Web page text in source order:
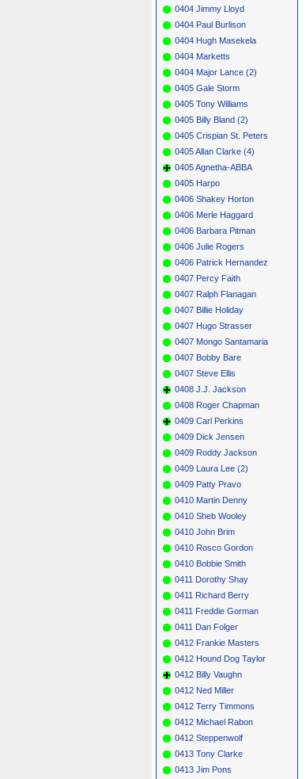
0404 Jimmy Lloyd
0404 Paul Burlison
0404 Hugh Masekela
0404 Marketts
0404 Major Lance (2)
0405 Gale Storm
0405 Tony Williams
0405 Billy Bland (2)
0405 Crispian St. Peters
0405 Allan Clarke (4)
0405 Agnetha-ABBA
0405 Harpo
0406 Shakey Horton
0406 Merle Haggard
0406 Barbara Pitman
0406 Julie Rogers
0406 Patrick Hernandez
0407 Percy Faith
0407 Ralph Flanagan
0407 Billie Holiday
0407 Hugo Strasser
0407 Mongo Santamaria
0407 Bobby Bare
0407 Steve Ellis
0408 J.J. Jackson
0408 Roger Chapman
0409 Carl Perkins
0409 Dick Jensen
0409 Roddy Jackson
0409 Laura Lee (2)
0409 Patty Pravo
0410 Martin Denny
0410 Sheb Wooley
0410 John Brim
0410 Rosco Gordon
0410 Bobbie Smith
0411 Dorothy Shay
0411 Richard Berry
0411 Freddie Gorman
0411 Dan Folger
0412 Frankie Masters
0412 Hound Dog Taylor
0412 Billy Vaughn
0412 Ned Miller
0412 Terry Timmons
0412 Michael Rabon
0412 Steppenwolf
0413 Tony Clarke
0413 Jim Pons